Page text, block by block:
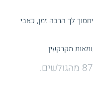
לך הרבה זמן, כאבי
מקרקעין.